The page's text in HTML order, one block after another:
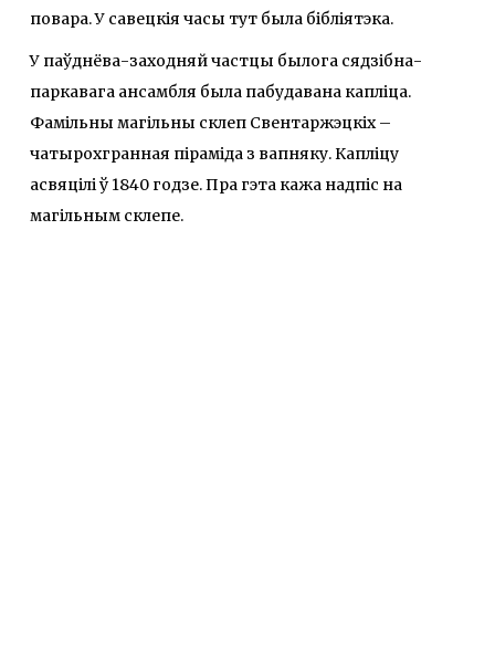
повара. У савецкія часы тут была бібліятэка.
У паўднёва-заходняй частцы былога сядзібна-
паркавага ансамбля была пабудавана капліца.
Фамільны магільны склеп Свентаржэцкіх –
чатырохгранная піраміда з вапняку. Капліцу
асвяцілі ў 1840 годзе. Пра гэта кажа надпіс на
магільным склепе.